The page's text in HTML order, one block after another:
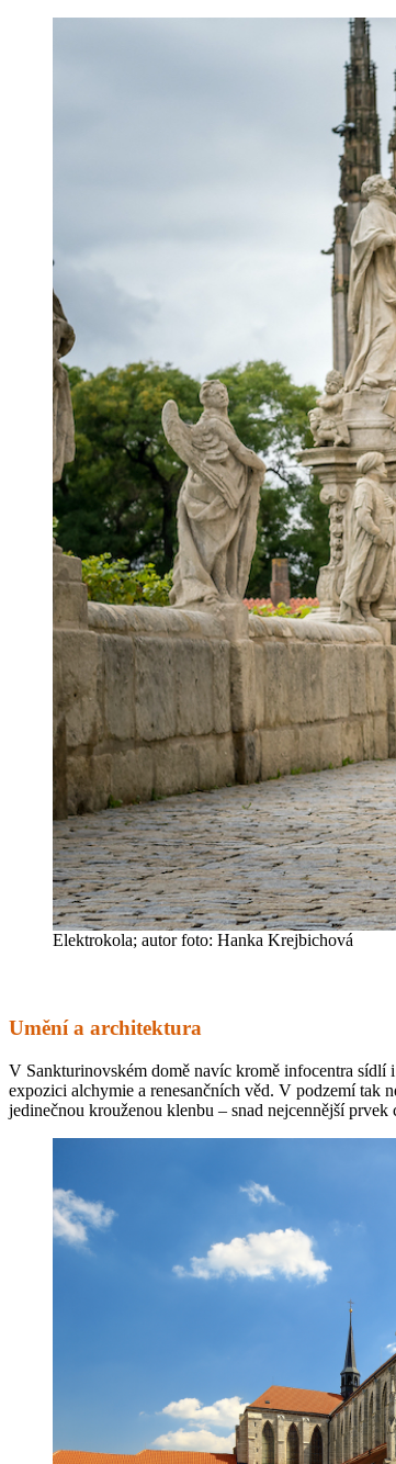
Elektrokola; autor foto: Hanka Krejbichová
Umění a architektura
V Sankturinovském domě navíc kromě infocentra sídlí i
expozici alchymie a renesančních věd. V podzemí
jedinečnou krouženou klenbu – snad nejcennější